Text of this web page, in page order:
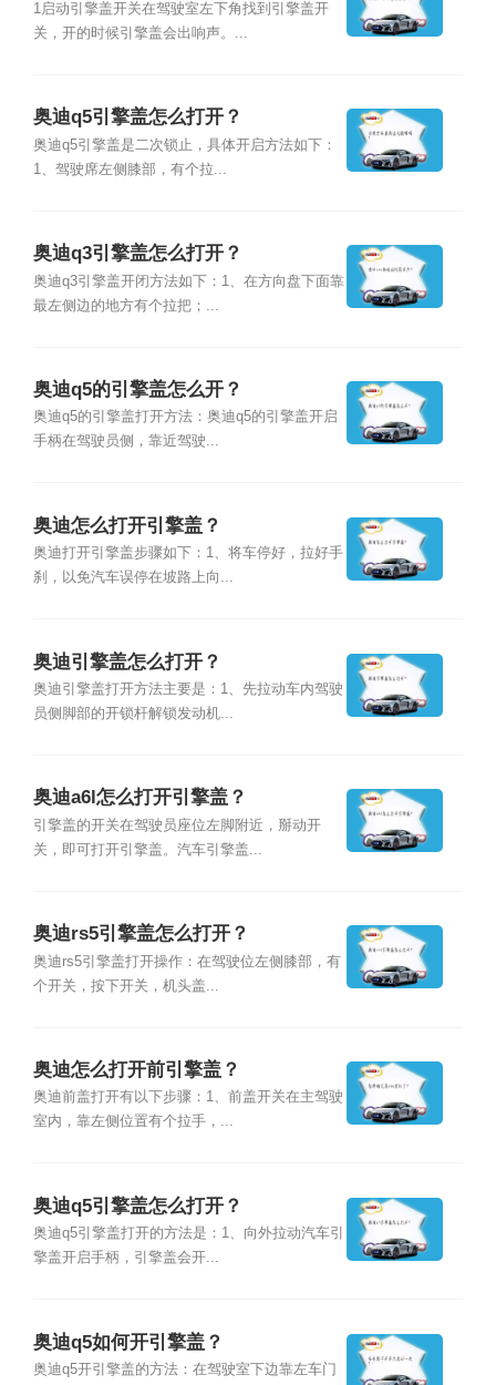
1启动引擎盖开关在驾驶室左下角找到引擎盖开
关，开的时候引擎盖会出响声。...
奥迪q5引擎盖怎么打开？
奥迪q5引擎盖是二次锁止，具体开启方法如下：
1、驾驶席左侧膝部，有个拉...
奥迪q3引擎盖怎么打开？
奥迪q3引擎盖开闭方法如下：1、在方向盘下面靠
最左侧边的地方有个拉把；...
奥迪q5的引擎盖怎么开？
奥迪q5的引擎盖打开方法：奥迪q5的引擎盖开启
手柄在驾驶员侧，靠近驾驶...
奥迪怎么打开引擎盖？
奥迪打开引擎盖步骤如下：1、将车停好，拉好手
刹，以免汽车误停在坡路上向...
奥迪引擎盖怎么打开？
奥迪引擎盖打开方法主要是：1、先拉动车内驾驶
员侧脚部的开锁杆解锁发动机...
奥迪a6l怎么打开引擎盖？
引擎盖的开关在驾驶员座位左脚附近，掰动开
关，即可打开引擎盖。汽车引擎盖...
奥迪rs5引擎盖怎么打开？
奥迪rs5引擎盖打开操作：在驾驶位左侧膝部，有
个开关，按下开关，机头盖...
奥迪怎么打开前引擎盖？
奥迪前盖打开有以下步骤：1、前盖开关在主驾驶
室内，靠左侧位置有个拉手，...
奥迪q5引擎盖怎么打开？
奥迪q5引擎盖打开的方法是：1、向外拉动汽车引
擎盖开启手柄，引擎盖会开...
奥迪q5如何开引擎盖？
奥迪q5开引擎盖的方法：在驾驶室下边靠左车门